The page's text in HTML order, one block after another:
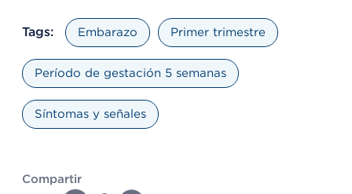
Tags: Embarazo Primer trimestre
Período de gestación 5 semanas
Síntomas y señales
Compartir